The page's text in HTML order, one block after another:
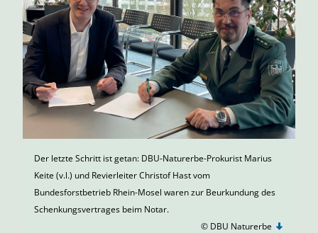
Der letzte Schritt ist getan: DBU-Naturerbe-Prokurist Marius
Keite (v.l.) und Revierleiter Christof Hast vom
Bundesforstbetrieb Rhein-Mosel waren zur Beurkundung des
Schenkungsvertrages beim Notar.
© DBU Naturerbe